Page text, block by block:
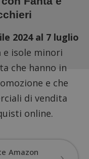
2024 al 7 luglio
e isole minori
che hanno in
e che
di vendita
online.
Amazon